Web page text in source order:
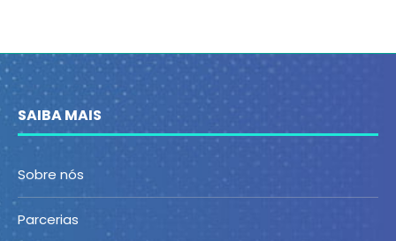
SAIBA MAIS
Sobre nós
Parcerias